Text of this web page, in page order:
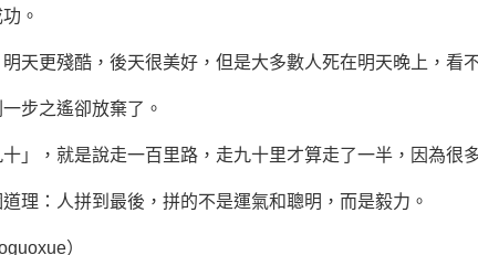
。
更殘酷，後天很美好，但是大多數人死在明天晚上，看不
步之遙卻放棄了。
，就是說走一百里路，走九十里才算走了一半，因為很
：人拼到最後，拼的不是運氣和聰明，而是毅力。
）